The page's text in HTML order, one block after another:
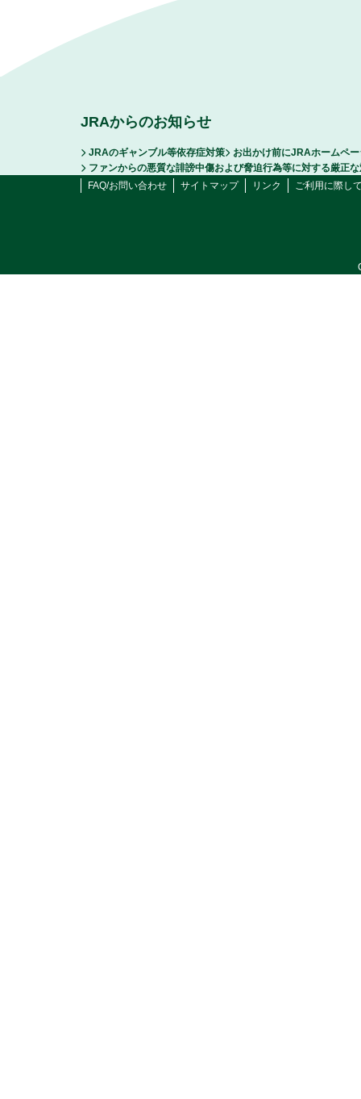
JRAからのお知らせ
JRAのギャンブル等依存症対策
お出かけ前にJRAホームペ
ファンからの悪質な誹謗中傷および脅迫行為等に対する厳正
FAQ/お問い合わせ
サイトマップ リンク ご利用に際し